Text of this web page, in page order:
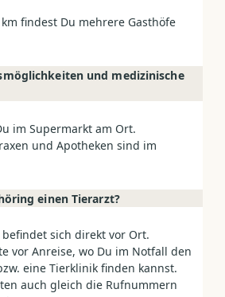
findest Du mehrere Gasthöfe
und medizinische
im Supermarkt am Ort.
und Apotheken sind im
einen Tierarzt?
sich direkt vor Ort.
vor Anreise, wo Du im Notfall den
eine Tierklinik finden kannst.
auch gleich die Rufnummern